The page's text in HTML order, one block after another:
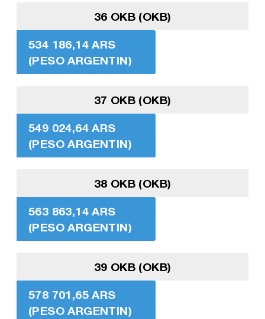
36 OKB (OKB)
534 186,14 ARS
(PESO ARGENTIN)
37 OKB (OKB)
549 024,64 ARS
(PESO ARGENTIN)
38 OKB (OKB)
563 863,14 ARS
(PESO ARGENTIN)
39 OKB (OKB)
578 701,65 ARS
(PESO ARGENTIN)